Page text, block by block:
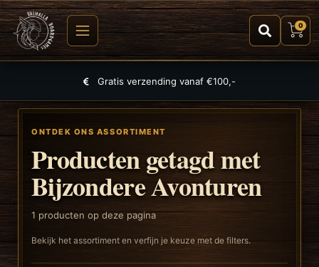
0
Gratis verzending vanaf €100,-
ONTDEK ONS ASSORTIMENT
Producten getagd met
Bijzondere Avonturen
1 producten op deze pagina
Bekijk het assortiment en verfijn je keuze met de filters.